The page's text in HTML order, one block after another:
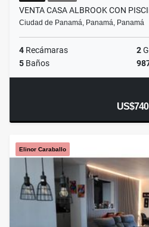
VENTA CASA ALBROOK CON
Ciudad de Panamá, Panamá, Panamá
4 Recámaras 2
5 Baños
Elinor Caraballo